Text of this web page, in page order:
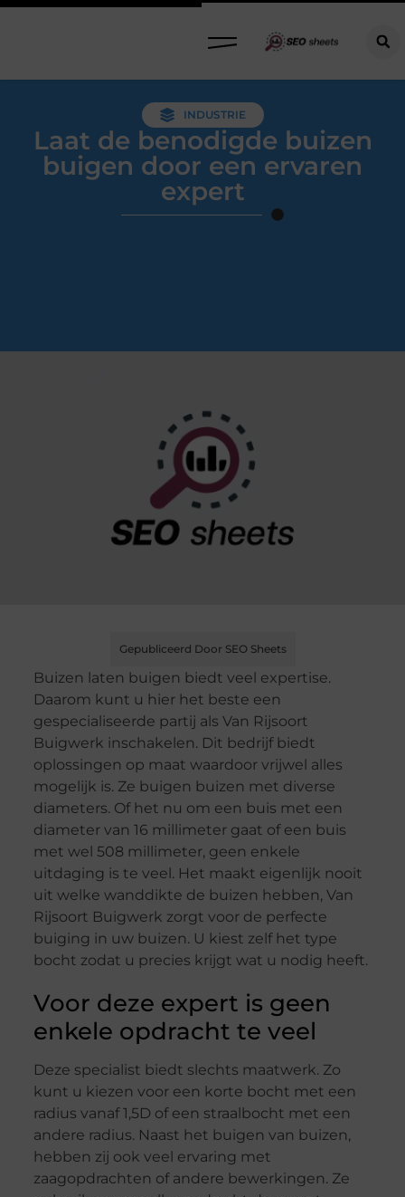
INDUSTRIE
Laat de benodigde buizen
buigen door een ervaren
expert
Gepubliceerd Door SEO Sheets
Buizen laten buigen biedt veel expertise.
Daarom kunt u hier het beste een
gespecialiseerde partij als Van Rijsoort
Buigwerk inschakelen. Dit bedrijf biedt
oplossingen op maat waardoor vrijwel alles
mogelijk is. Ze buigen buizen met diverse
diameters. Of het nu om een buis met een
diameter van 16 millimeter gaat of een buis
met wel 508 millimeter, geen enkele
uitdaging is te veel. Het maakt eigenlijk nooit
uit welke wanddikte de buizen hebben, Van
Rijsoort Buigwerk zorgt voor de perfecte
buiging in uw buizen. U kiest zelf het type
bocht zodat u precies krijgt wat u nodig heeft.
Voor deze expert is geen
enkele opdracht te veel
Deze specialist biedt slechts maatwerk. Zo
kunt u kiezen voor een korte bocht met een
radius vanaf 1,5D of een straalbocht met een
andere radius. Naast het buigen van buizen,
hebben zij ook veel ervaring met
zaagopdrachten of andere bewerkingen. Ze